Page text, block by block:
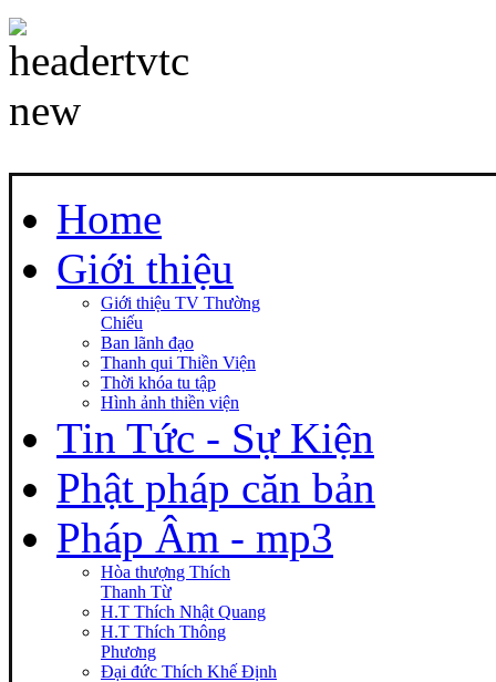
Home
Giới thiệu
Giới thiệu TV Thường
Chiếu
Ban lãnh đạo
Thanh qui Thiền Viện
Thời khóa tu tập
Hình ảnh thiền viện
Tin Tức - Sự Kiện
Phật pháp căn bản
Pháp Âm - mp3
Hòa thượng Thích
Thanh Từ
H.T Thích Nhật Quang
H.T Thích Thông
Phương
Đại đức Thích Khế Định